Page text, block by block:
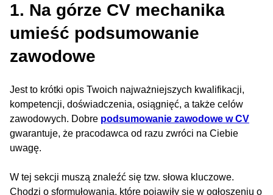
1. Na górze CV mechanika
umieść podsumowanie
zawodowe
Jest to krótki opis Twoich najważniejszych kwalifikacji,
kompetencji, doświadczenia, osiągnięć, a także celów
zawodowych. Dobre podsumowanie zawodowe w CV
gwarantuje, że pracodawca od razu zwróci na Ciebie
uwagę.
W tej sekcji muszą znaleźć się tzw. słowa kluczowe.
Chodzi o sformułowania, które pojawiły się w ogłoszeniu o